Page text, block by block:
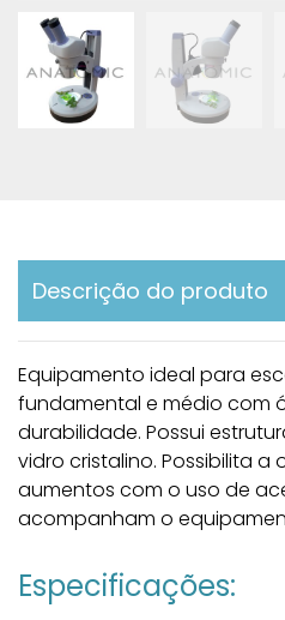
Descrição do produto
Equipamento ideal para
fundamental e médio com
durabilidade. Possui
vidro cristalino. Possibilita
aumentos com o uso de
acompanham o
Especificações: